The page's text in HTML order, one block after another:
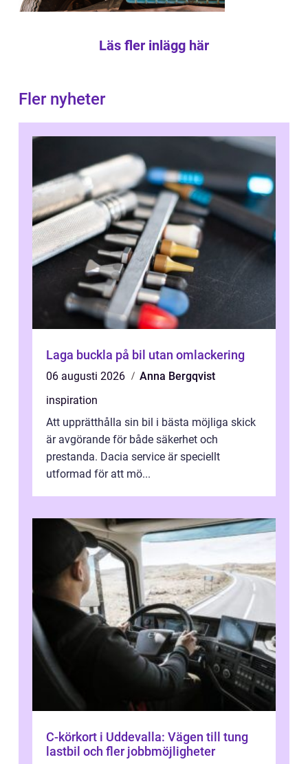
Läs fler inlägg här
Fler nyheter
Laga buckla på bil utan omlackering
06 augusti 2026
Anna Bergqvist
inspiration
Att upprätthålla sin bil i bästa möjliga skick
är avgörande för både säkerhet och
prestanda. Dacia service är speciellt
utformad för att mö...
C-körkort i Uddevalla: Vägen till tung
lastbil och fler jobbmöjligheter